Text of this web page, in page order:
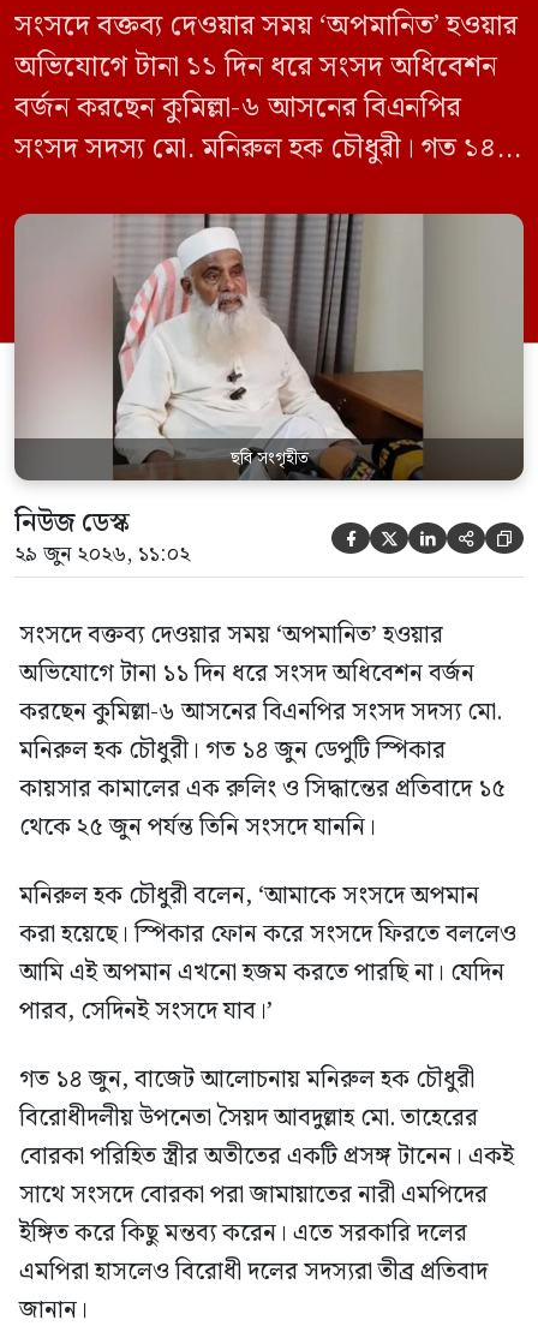
সংসদে বক্তব্য দেওয়ার সময় ‘অপমানিত’ হওয়ার
অভিযোগে টানা ১১ দিন ধরে সংসদ অধিবেশন
বর্জন করছেন কুমিল্লা-৬ আসনের বিএনপির
সংসদ সদস্য মো. মনিরুল হক চৌধুরী। গত ১৪
রুলিং ও সিদ্ধান্তের প্রতিবাদে ১৫ থেকে ২৫ জুন
পর্যন্ত তিনি সংসদে যাননি। মনিরুল হক চৌধুরী
বলেন, ‘আমাকে সংসদে অপমান করা হয়েছে।
স্পিকার ফোন […]
ছবি সংগৃহীত
নিউজ ডেস্ক
২৯ জুন ২০২৬, ১১:০২     
সংসদে বক্তব্য দেওয়ার সময় ‘অপমানিত’ হওয়ার
অভিযোগে টানা ১১ দিন ধরে সংসদ অধিবেশন বর্জন
করছেন কুমিল্লা-৬ আসনের বিএনপির সংসদ সদস্য মো.
মনিরুল হক চৌধুরী। গত ১৪ জুন ডেপুটি স্পিকার
কায়সার কামালের এক রুলিং ও সিদ্ধান্তের প্রতিবাদে ১৫
থেকে ২৫ জুন পর্যন্ত তিনি সংসদে যাননি।
মনিরুল হক চৌধুরী বলেন, ‘আমাকে সংসদে অপমান
করা হয়েছে। স্পিকার ফোন করে সংসদে ফিরতে বললেও
আমি এই অপমান এখনো হজম করতে পারছি না। যেদিন
পারব, সেদিনই সংসদে যাব।’
গত ১৪ জুন, বাজেট আলোচনায় মনিরুল হক চৌধুরী
বিরোধীদলীয় উপনেতা সৈয়দ আবদুল্লাহ মো. তাহেরের
বোরকা পরিহিত স্ত্রীর অতীতের একটি প্রসঙ্গ টানেন। একই
সাথে সংসদে বোরকা পরা জামায়াতের নারী এমপিদের
ইঙ্গিত করে কিছু মন্তব্য করেন। এতে সরকারি দলের
এমপিরা হাসলেও বিরোধী দলের সদস্যরা তীব্র প্রতিবাদ
জানান।